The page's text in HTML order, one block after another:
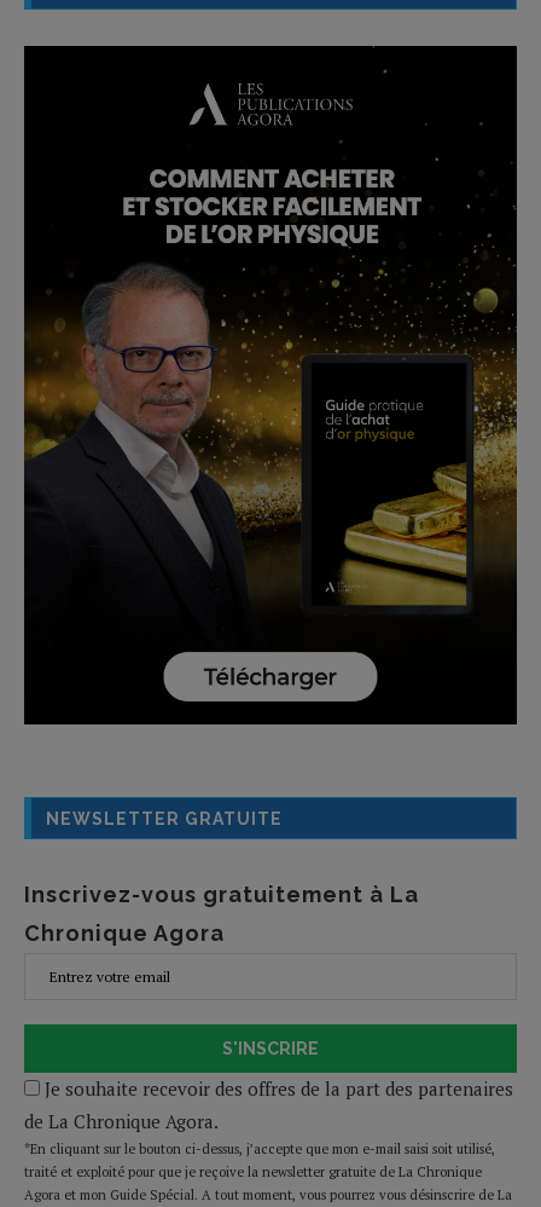
NEWSLETTER GRATUITE
Inscrivez-vous gratuitement à La
Chronique Agora
S'INSCRIRE
Je souhaite recevoir des offres de la part des partenaires
de La Chronique Agora.
*En cliquant sur le bouton ci-dessus, j’accepte que mon e-mail saisi soit utilisé,
traité et exploité pour que je reçoive la newsletter gratuite de La Chronique
Agora et mon Guide Spécial. A tout moment, vous pourrez vous désinscrire de La